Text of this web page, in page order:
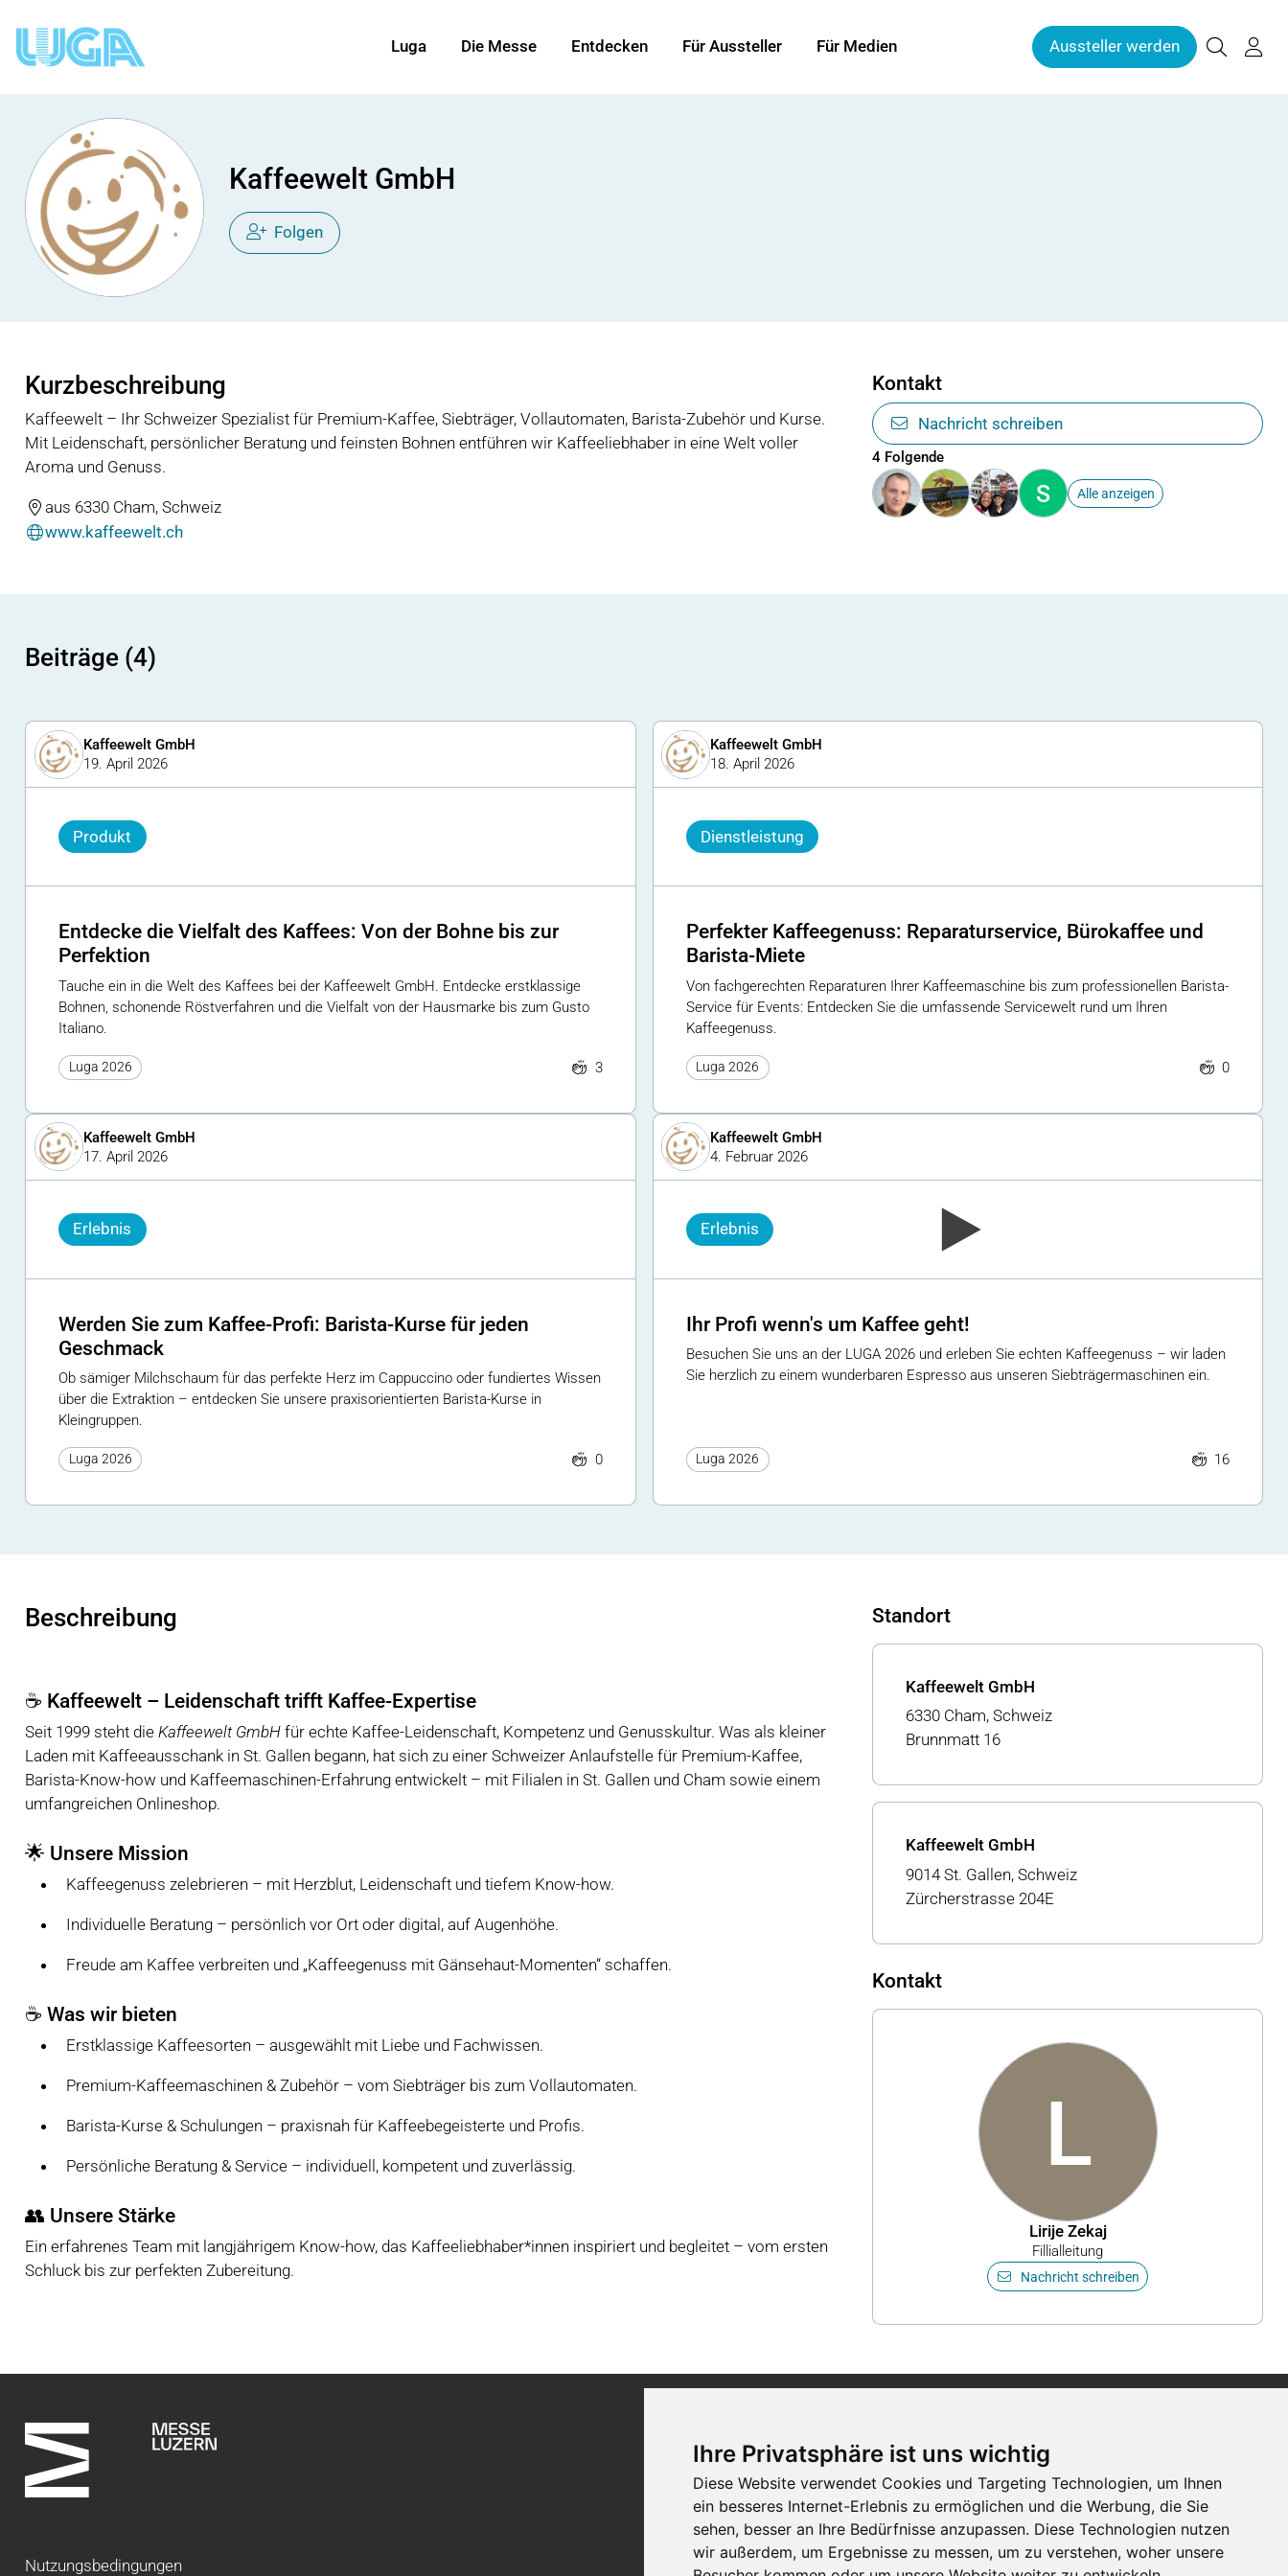
Ihre Privatsphäre ist uns wichtig
Diese Website verwendet Cookies und Targeting Technologien, um Ihnen
ein besseres Internet-Erlebnis zu ermöglichen und die Werbung, die Sie
sehen, besser an Ihre Bedürfnisse anzupassen. Diese Technologien nutzen
wir außerdem, um Ergebnisse zu messen, um zu verstehen, woher unsere
Luga Die Messe Entdecken Für Aussteller Für Medien Aussteller werden
Kaffeewelt GmbH
Folgen
Kurzbeschreibung
Kaffeewelt – Ihr Schweizer Spezialist für Premium-Kaffee, Siebträger, Vollautomaten, Barista-Zubehör und Kurse.
Mit Leidenschaft, persönlicher Beratung und feinsten Bohnen entführen wir Kaffeeliebhaber in eine Welt voller
Aroma und Genuss.
aus 6330 Cham, Schweiz
www.kaffeewelt.ch
Kontakt
Nachricht schreiben
4 Folgende
S Alle anzeigen
Beiträge (4)
Kaffeewelt GmbH
19. April 2026
Produkt
Entdecke die Vielfalt des Kaffees: Von der Bohne bis zur
Perfektion
Tauche ein in die Welt des Kaffees bei der Kaffeewelt GmbH. Entdecke erstklassige
Bohnen, schonende Röstverfahren und die Vielfalt von der Hausmarke bis zum Gusto
Italiano.
Luga 2026 3
Kaffeewelt GmbH
18. April 2026
Dienstleistung
Perfekter Kaffeegenuss: Reparaturservice, Bürokaffee und
Barista-Miete
Von fachgerechten Reparaturen Ihrer Kaffeemaschine bis zum professionellen Barista-
Service für Events: Entdecken Sie die umfassende Servicewelt rund um Ihren
Kaffeegenuss.
Luga 2026 0
Kaffeewelt GmbH
17. April 2026
Erlebnis
Werden Sie zum Kaffee-Profi: Barista-Kurse für jeden
Geschmack
Ob sämiger Milchschaum für das perfekte Herz im Cappuccino oder fundiertes Wissen
über die Extraktion – entdecken Sie unsere praxisorientierten Barista-Kurse in
Kleingruppen.
Luga 2026 0
Kaffeewelt GmbH
4. Februar 2026
Erlebnis
Ihr Profi wenn's um Kaffee geht!
Besuchen Sie uns an der LUGA 2026 und erleben Sie echten Kaffeegenuss – wir laden
Sie herzlich zu einem wunderbaren Espresso aus unseren Siebträgermaschinen ein.
Luga 2026 16
Beschreibung
☕ Kaffeewelt – Leidenschaft trifft Kaffee-Expertise
Seit 1999 steht die Kaffeewelt GmbH für echte Kaffee-Leidenschaft, Kompetenz und Genusskultur. Was als kleiner
Laden mit Kaffeeausschank in St. Gallen begann, hat sich zu einer Schweizer Anlaufstelle für Premium-Kaffee,
Barista-Know-how und Kaffeemaschinen-Erfahrung entwickelt – mit Filialen in St. Gallen und Cham sowie einem
umfangreichen Onlineshop.
🌟 Unsere Mission
Kaffeegenuss zelebrieren – mit Herzblut, Leidenschaft und tiefem Know-how.
Individuelle Beratung – persönlich vor Ort oder digital, auf Augenhöhe.
Freude am Kaffee verbreiten und „Kaffeegenuss mit Gänsehaut-Momenten“ schaffen.
☕ Was wir bieten
Erstklassige Kaffeesorten – ausgewählt mit Liebe und Fachwissen.
Premium-Kaffeemaschinen & Zubehör – vom Siebträger bis zum Vollautomaten.
Barista-Kurse & Schulungen – praxisnah für Kaffeebegeisterte und Profis.
Persönliche Beratung & Service – individuell, kompetent und zuverlässig.
👥 Unsere Stärke
Ein erfahrenes Team mit langjährigem Know-how, das Kaffeeliebhaber*innen inspiriert und begleitet – vom ersten
Schluck bis zur perfekten Zubereitung.
Standort
Kaffeewelt GmbH
6330 Cham, Schweiz
Brunnmatt 16
Kaffeewelt GmbH
9014 St. Gallen, Schweiz
Zürcherstrasse 204E
Kontakt
L
Lirije Zekaj
Fillialleitung
Nachricht schreiben
Nutzungsbedingungen
Kontakt Newsletter
Newsletter-Anmeldung